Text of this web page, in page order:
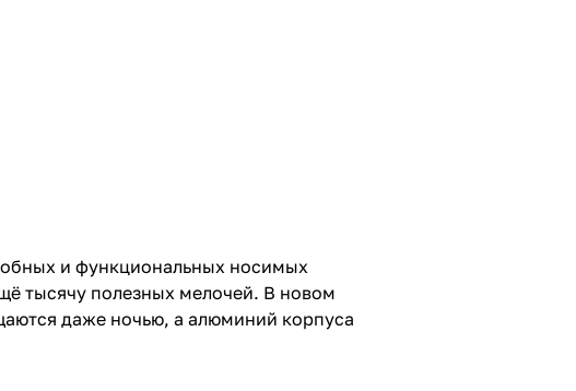
и функциональных носимых
тысячу полезных мелочей. В новом
даже ночью, а алюминий корпуса